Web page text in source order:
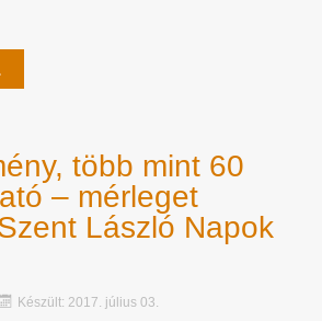
több mint 60
– mérleget
László Napok
Készült: 2017. július 03.